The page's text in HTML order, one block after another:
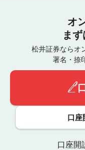
オ
ま
松井証券ならオ
署名・捺
口座
口座開